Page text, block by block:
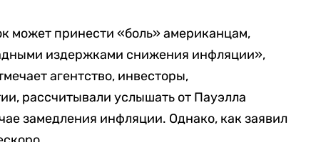
может принести «боль» американцам,
издержками снижения инфляции»,
агентство, инвесторы,
рассчитывали услышать от Пауэлла
замедления инфляции. Однако, как заявил